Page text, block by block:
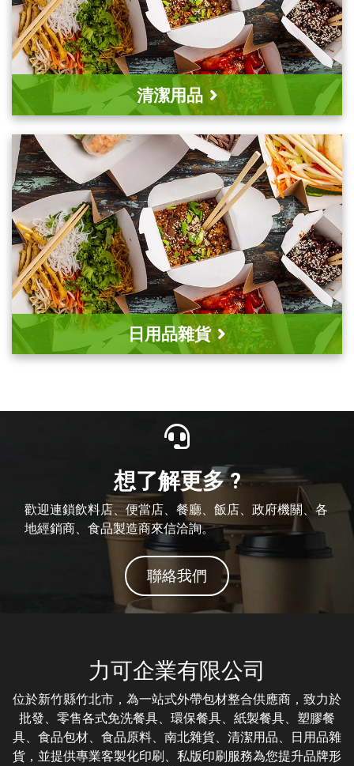
清潔用品
日用品雜貨
想了解更多 ?
歡迎連鎖飲料店、便當店、餐廳、飯店、政府機關、各
地經銷商、食品製造商來信洽詢。
聯絡我們
力可企業有限公司
位於新竹縣竹北市，為一站式外帶包材整合供應商，致力於
批發、零售各式免洗餐具、環保餐具、紙製餐具、塑膠餐
具、食品包材、食品原料、南北雜貨、清潔用品、日用品雜
貨，並提供專業客製化印刷、私版印刷服務為您提升品牌形